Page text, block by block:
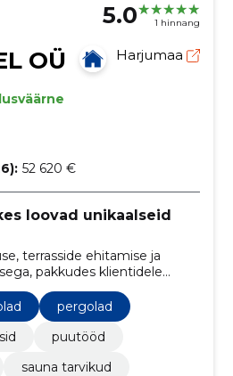
5.0 1 hinnang
OÜ Harjumaa
52 620 €
loovad unikaalseid
terrasside ehitamise ja
pakkudes klientidele
kohandatud lahendusi.
pergolad
puutööd
sauna tarvikud